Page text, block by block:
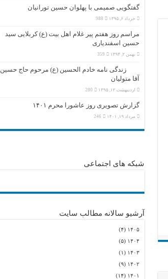
گفتگویی صمیمی با پهلوان حسین تورانیان
خرداد ۶, ۱۳۹۵ 988
مراسم روز هفتم پیر غلام اهل بیت (ع) کربلایی سید
حسین اسفندیاری
بهمن ۲, ۱۳۹۴ 359
زندگی نامه خادم الحسین (ع) مرحوم حاج حسین
آقا متولیان
اردیبهشت ۱۲, ۱۳۹۵ 280
گزارش تصویری روز عاشورا محرم ۱۴۰۱
مرداد ۱۹, ۱۴۰۱ 246
شبکه های اجتماعی
آرشیو سالانه مطالب سایت
۱۴۰۵ (۴)
۱۴۰۴ (۵)
۱۴۰۳ (۱)
۱۴۰۲ (۹)
۱۴۰۱ (۱۴)